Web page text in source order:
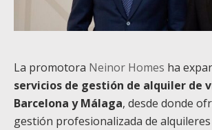
La promotora Neinor Homes ha
servicios de gestión de alquiler de
Barcelona y Málaga, desde donde
gestión profesionalizada de